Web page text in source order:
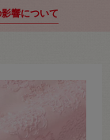
響について